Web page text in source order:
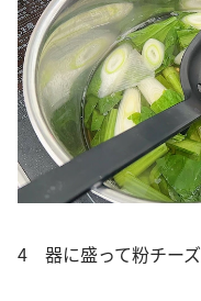
4 器に盛って粉チーズ